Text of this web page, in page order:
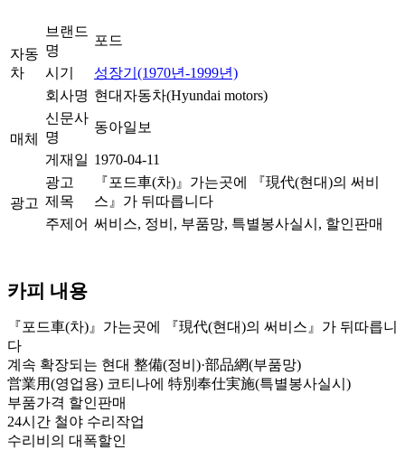
자동
차
브랜드
명
포드
시기
성장기(1970년-1999년)
회사명 현대자동차(Hyundai motors)
매체
신문사
명
동아일보
게재일 1970-04-11
광고
광고
제목
『포드車(차)』가는곳에 『現代(현대)의 써비
스』가 뒤따릅니다
주제어 써비스, 정비, 부품망, 특별봉사실시, 할인판매
카피 내용
『포드車(차)』가는곳에 『現代(현대)의 써비스』가 뒤따릅니
다
계속 확장되는 현대 整備(정비)·部品網(부품망)
営業用(영업용) 코티나에 特別奉仕実施(특별봉사실시)
부품가격 할인판매
24시간 철야 수리작업
수리비의 대폭할인